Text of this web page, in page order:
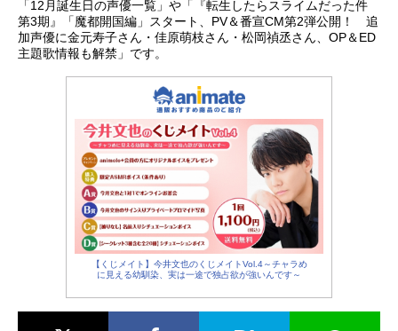
「12月誕生日の声優一覧」や「『転生したらスライムだった件
第3期』「魔都開国編」スタート、PV＆番宣CM第2弾公開！ 追
加声優に金元寿子さん・佳原萌枝さん・松岡禎丞さん、OP＆ED
主題歌情報も解禁」です。
【くじメイト】今井文也のくじメイトVol.4～チャラめ
に見える幼馴染、実は一途で独占欲が強いんです～